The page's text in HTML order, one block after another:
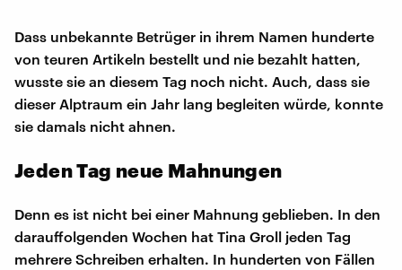
Dass unbekannte Betrüger in ihrem Namen hunderte
von teuren Artikeln bestellt und nie bezahlt hatten,
wusste sie an diesem Tag noch nicht. Auch, dass sie
dieser Alptraum ein Jahr lang begleiten würde, konnte
sie damals nicht ahnen.
Jeden Tag neue Mahnungen
Denn es ist nicht bei einer Mahnung geblieben. In den
darauffolgenden Wochen hat Tina Groll jeden Tag
mehrere Schreiben erhalten. In hunderten von Fällen